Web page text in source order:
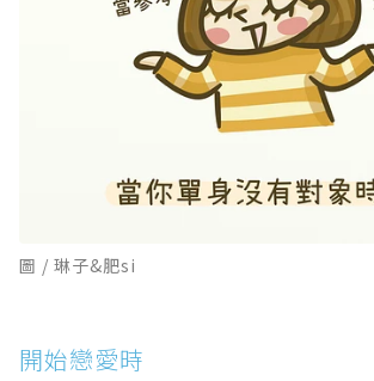
圖 / 琳子&肥si
開始戀愛時